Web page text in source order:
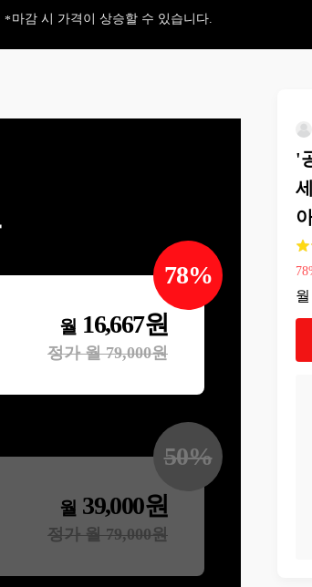
마감 시 가격이 상승할 수 있습니다.
월 16,667원
정가 월79,000원
78%
월 39,000원
정가 월79,000원
50%
'
78
월